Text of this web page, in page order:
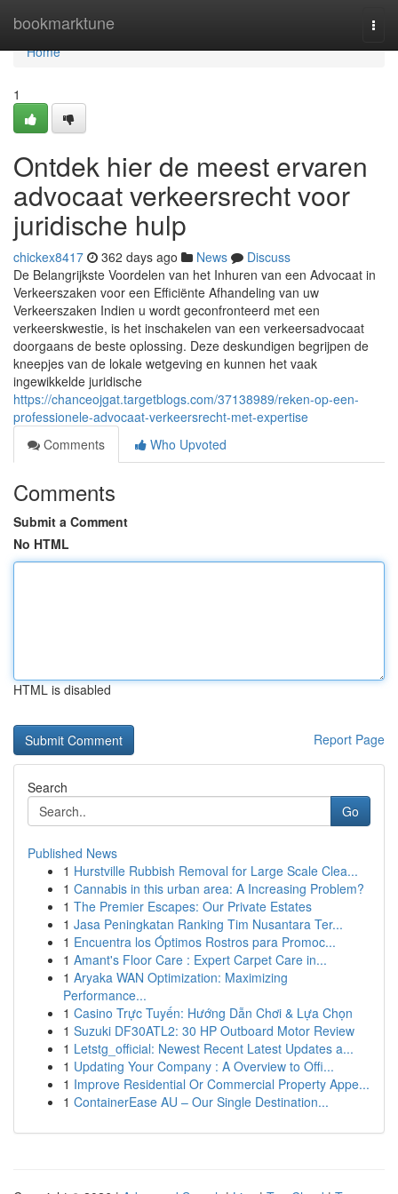
bookmarktune
Home
Home
1
Ontdek hier de meest ervaren
advocaat verkeersrecht voor
juridische hulp
chickex8417 362 days ago News
Discuss
De Belangrijkste Voordelen van het Inhuren van een Advocaat in
Verkeerszaken voor een Efficiënte Afhandeling van uw
Verkeerszaken Indien u wordt geconfronteerd met een
verkeerskwestie, is het inschakelen van een verkeersadvocaat
doorgaans de beste oplossing. Deze deskundigen begrijpen de
kneepjes van de lokale wetgeving en kunnen het vaak
ingewikkelde juridische
https://chanceojgat.targetblogs.com/37138989/reken-op-een-
professionele-advocaat-verkeersrecht-met-expertise
Comments
Who Upvoted
Comments
Submit a Comment
No HTML
HTML is disabled
Report Page
Search
Go
Published News
1 Hurstville Rubbish Removal for Large Scale Clea...
1 Cannabis in this urban area: A Increasing Problem?
1 The Premier Escapes: Our Private Estates
1 Jasa Peningkatan Ranking Tim Nusantara Ter...
1 Encuentra los Óptimos Rostros para Promoc...
1 Amant's Floor Care : Expert Carpet Care in...
1 Aryaka WAN Optimization: Maximizing
Performance...
1 Casino Trực Tuyến: Hướng Dẫn Chơi & Lựa Chọn
1 Suzuki DF30ATL2: 30 HP Outboard Motor Review
1 Letstg_official: Newest Recent Latest Updates a...
1 Updating Your Company : A Overview to Offi...
1 Improve Residential Or Commercial Property Appe...
1 ContainerEase AU – Our Single Destination...